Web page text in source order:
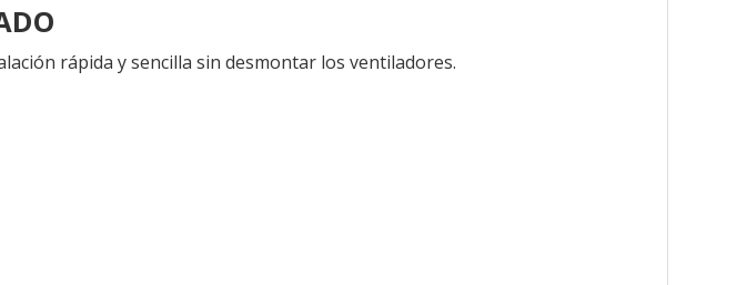
rápida y sencilla sin desmontar los ventiladores.